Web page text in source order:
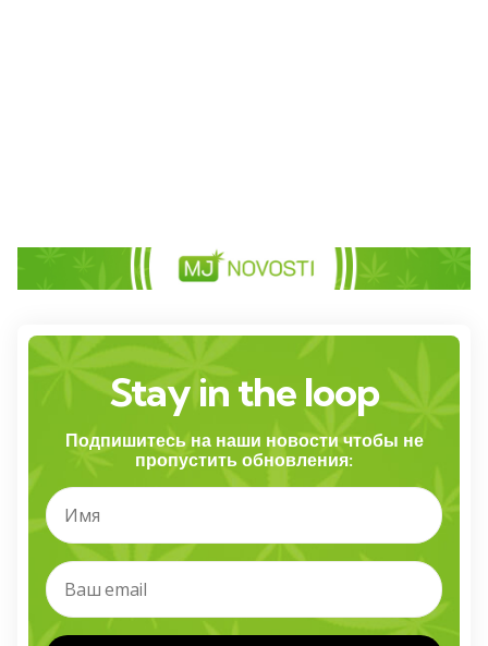
Stay in the loop
Подпишитесь на наши новости чтобы не
пропустить обновления: